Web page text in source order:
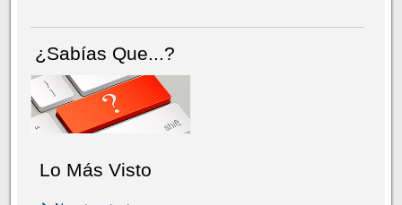
¿Sabías Que...?
Lo Más Visto